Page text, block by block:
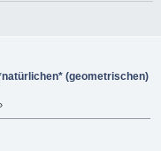
(geometrischen)